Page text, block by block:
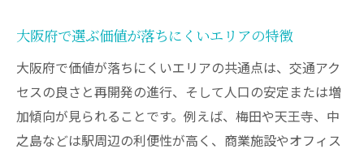
大阪府で選ぶ価値が落ちにくいエリアの特徴
大阪府で価値が落ちにくいエリアの共通点は、交通アク
セスの良さと再開発の進行、そして人口の安定または増
加傾向が見られることです。例えば、梅田や天王寺、中
之島などは駅周辺の利便性が高く、商業施設やオフィス